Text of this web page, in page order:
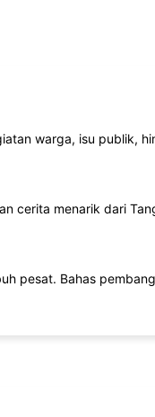
warga, isu publik,
cerita menarik dari
pesat. Bahas